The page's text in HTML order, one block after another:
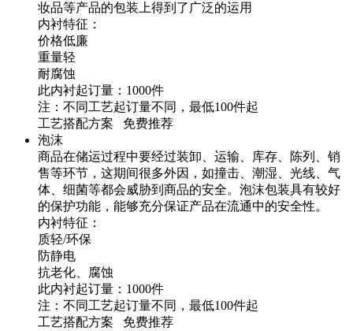
妆品等产品的包装上得到了广泛的运用
内衬特征：
价格低廉
重量轻
耐腐蚀
此内衬起订量：1000件
注：不同工艺起订量不同，最低100件起
工艺搭配方案 免费推荐
泡沫
商品在储运过程中要经过装卸、运输、库存、陈列、销
售等环节，这期间很多外因，如撞击、潮湿、光线、气
体、细菌等都会威胁到商品的安全。泡沫包装具有较好
的保护功能，能够充分保证产品在流通中的安全性。
内衬特征：
质轻/环保
防静电
抗老化、腐蚀
此内衬起订量：1000件
注：不同工艺起订量不同，最低100件起
工艺搭配方案 免费推荐